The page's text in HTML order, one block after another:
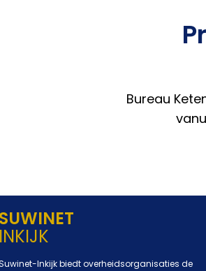
Bureau
SUWINET
INKIJK
Inkijk biedt overheidsorganisaties de